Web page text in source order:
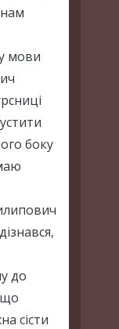
мови
боку
до
що
сісти